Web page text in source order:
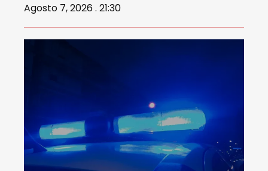
Agosto 7, 2026 . 21:30